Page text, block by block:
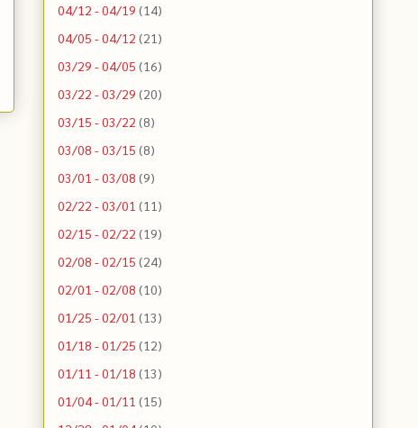
04/12 - 04/19 (14)
04/05 - 04/12 (21)
03/29 - 04/05 (16)
03/22 - 03/29 (20)
03/15 - 03/22 (8)
03/08 - 03/15 (8)
03/01 - 03/08 (9)
02/22 - 03/01 (11)
02/15 - 02/22 (19)
02/08 - 02/15 (24)
02/01 - 02/08 (10)
01/25 - 02/01 (13)
01/18 - 01/25 (12)
01/11 - 01/18 (13)
01/04 - 01/11 (15)